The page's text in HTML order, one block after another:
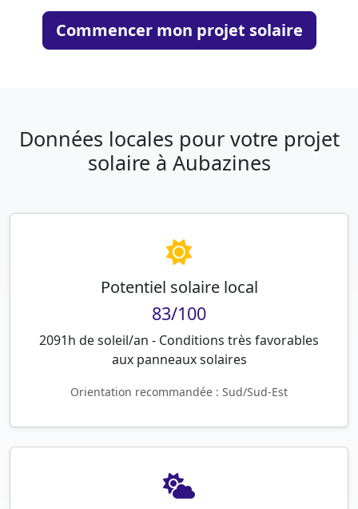
Commencer mon projet solaire
Données locales pour votre projet
solaire à Aubazines
Potentiel solaire local
83/100
2091h de soleil/an - Conditions très favorables
aux panneaux solaires
Orientation recommandée : Sud/Sud-Est